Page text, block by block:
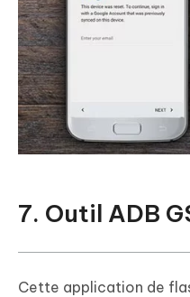
7. Outil ADB
Cette application de